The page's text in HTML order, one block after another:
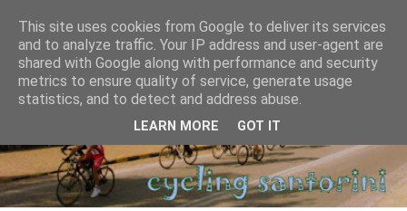
This site uses cookies from Google to deliver its services
and to analyze traffic. Your IP address and user-agent are
shared with Google along with performance and security
metrics to ensure quality of service, generate usage
statistics, and to detect and address abuse.
LEARN MORE GOT IT